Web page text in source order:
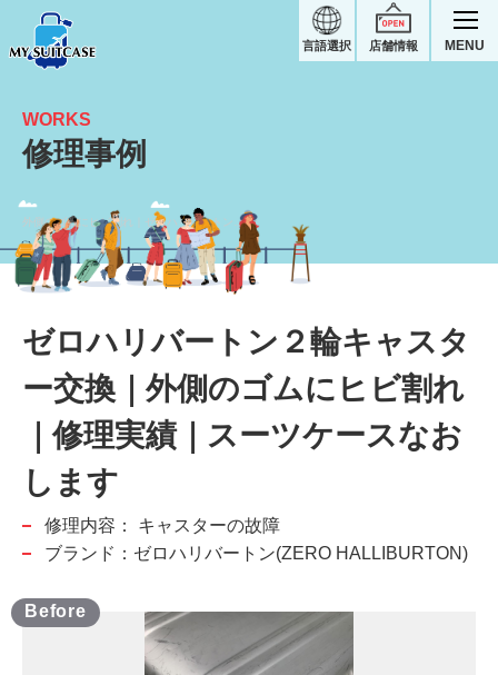
店舗情報
言語選択 MENU
外側のゴムにヒビ割れ｜ゼロハリバートンスーツケース修理実績
WORKS
修理事例
ゼロハリバートン２輪キャスタ
ー交換｜外側のゴムにヒビ割れ
｜修理実績｜スーツケースなお
します
修理内容：
キャスターの故障
ブランド：ゼロハリバートン(ZERO HALLIBURTON)